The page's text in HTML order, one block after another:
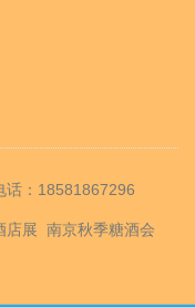
话：18581867296
店展 南京秋季糖酒会